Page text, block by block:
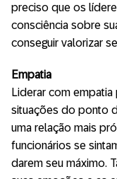
preciso que os
consciência sobre
conseguir valorizar
Empatia
Liderar com
situações do ponto
uma relação mais
funcionários se
darem seu máximo.